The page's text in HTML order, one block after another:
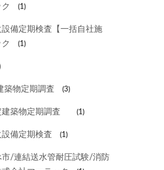
(1)
備定期検査【一括自社施
(1)
築物定期調査 (3)
築物定期調査 (1)
備定期検査 (1)
市/連結送水管耐圧試験/消防